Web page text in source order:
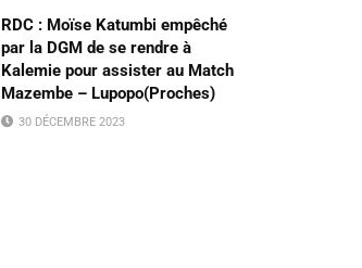
RDC : Moïse Katumbi empêché
par la DGM de se rendre à
Kalemie pour assister au Match
Mazembe – Lupopo(Proches)
30 DÉCEMBRE 2023